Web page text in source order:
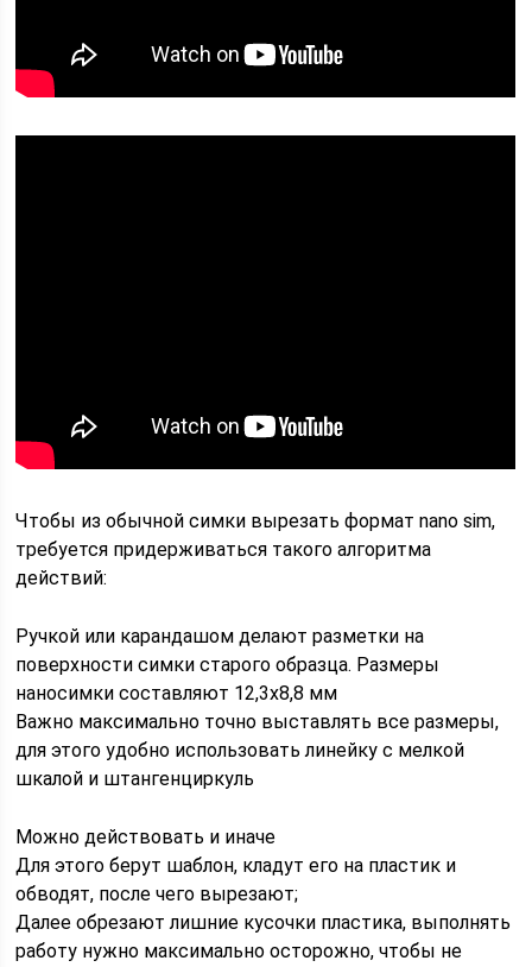
Чтобы из обычной симки вырезать формат nano sim,
требуется придерживаться такого алгоритма
действий:
Ручкой или карандашом делают разметки на
поверхности симки старого образца. Размеры
наносимки составляют 12,3х8,8 мм
Важно максимально точно выставлять все размеры,
для этого удобно использовать линейку с мелкой
шкалой и штангенциркуль
Можно действовать и иначе
Для этого берут шаблон, кладут его на пластик и
обводят, после чего вырезают;
Далее обрезают лишние кусочки пластика, выполнять
работу нужно максимально осторожно, чтобы не